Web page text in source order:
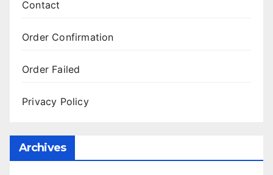
Contact
Order Confirmation
Order Failed
Privacy Policy
Archives